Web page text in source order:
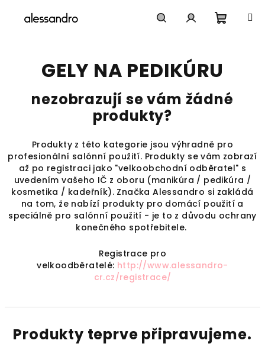
košík
GELY NA PEDIKÚRU
nezobrazují se vám žádné
produkty?
Produkty z této kategorie jsou výhradně pro
profesionální salónní použití. Produkty se vám zobrazí
až po registraci jako "velkoobchodní odběratel" s
uvedením vašeho IČ z oboru (manikúra / pedikúra /
kosmetika / kadeřník). Značka Alessandro si zakládá
na tom, že nabízí produkty pro domácí použití a
speciálně pro salónní použití - je to z důvodu ochrany
konečného spotřebitele.
Registrace pro
velkoodběratelé: http://www.alessandro-
cr.cz/registrace/
Produkty teprve připravujeme.